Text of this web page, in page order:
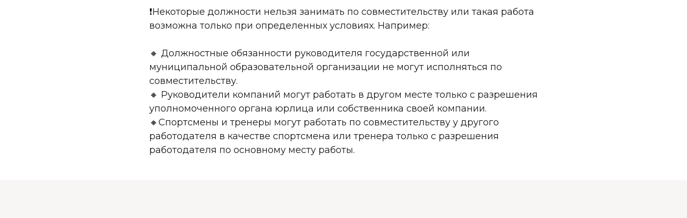
❗️Некоторые должности нельзя занимать по совместительству или такая работа
возможна только при определенных условиях. Например:
🔸 Должностные обязанности руководителя государственной или
муниципальной образовательной организации не могут исполняться по
совместительству.
🔸 Руководители компаний могут работать в другом месте только с разрешения
уполномоченного органа юрлица или собственника своей компании.
🔸Спортсмены и тренеры могут работать по совместительству у другого
работодателя в качестве спортсмена или тренера только с разрешения
работодателя по основному месту работы.